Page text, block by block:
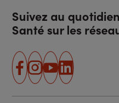
Suivez au
Santé sur les
facebook
instagram
youtube
linkedin